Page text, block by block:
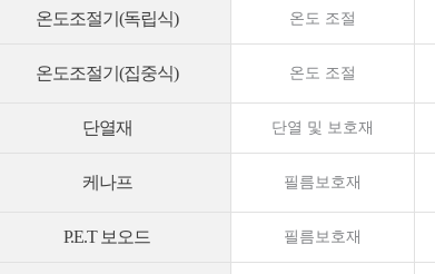
온도조절기(독립식) 온도 조절
온도조절기(집중식) 온도 조절
단열재 단열 및 보호재
케나프 필름보호재
P.E.T 보오드 필름보호재